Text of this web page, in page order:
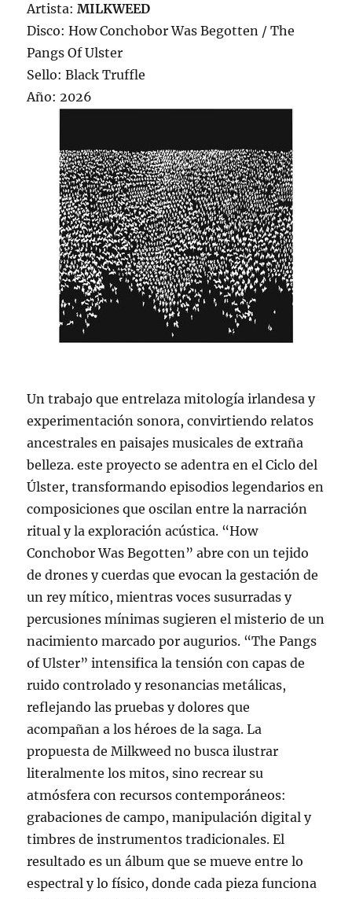
Artista:MILKWEED
Disco: How Conchobor Was Begotten / The
Pangs Of Ulster
Sello: Black Truffle
Año: 2026
Un trabajo que entrelaza mitología irlandesa y
experimentación sonora, convirtiendo relatos
ancestrales en paisajes musicales de extraña
belleza. este proyecto se adentra en el Ciclo del
Úlster, transformando episodios legendarios en
composiciones que oscilan entre la narración
ritual y la exploración acústica. “How
Conchobor Was Begotten” abre con un tejido
de drones y cuerdas que evocan la gestación de
un rey mítico, mientras voces susurradas y
percusiones mínimas sugieren el misterio de un
nacimiento marcado por augurios. “The Pangs
of Ulster” intensifica la tensión con capas de
ruido controlado y resonancias metálicas,
reflejando las pruebas y dolores que
acompañan a los héroes de la saga. La
propuesta de Milkweed no busca ilustrar
literalmente los mitos, sino recrear su
atmósfera con recursos contemporáneos:
grabaciones de campo, manipulación digital y
timbres de instrumentos tradicionales. El
resultado es un álbum que se mueve entre lo
espectral y lo físico, donde cada pieza funciona